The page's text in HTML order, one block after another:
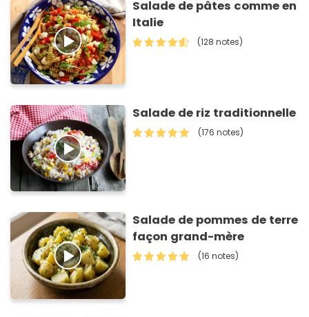
Salade de pâtes comme en
Italie
(128 notes)
Salade de riz traditionnelle
(176 notes)
Salade de pommes de terre
façon grand-mère
(16 notes)